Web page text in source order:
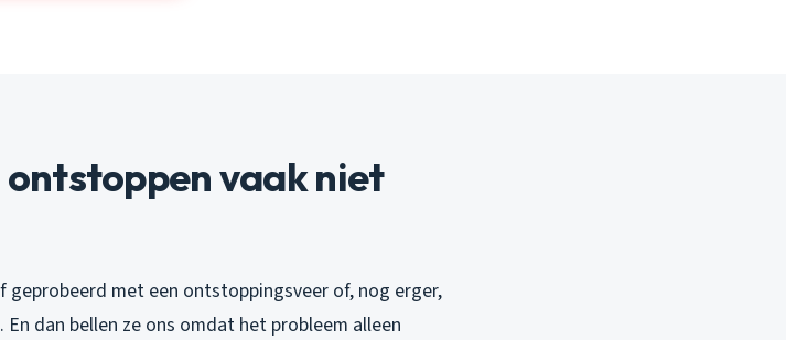
vaak niet
geprobeerd met een ontstoppingsveer of, nog erger,
dan bellen ze ons omdat het probleem alleen